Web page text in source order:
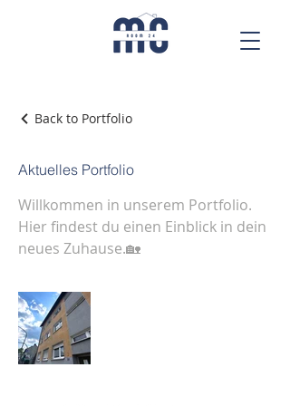
Back to Portfolio
Aktuelles Portfolio
Willkommen in unserem Portfolio.
Hier findest du einen Einblick in dein
neues Zuhause.🏡